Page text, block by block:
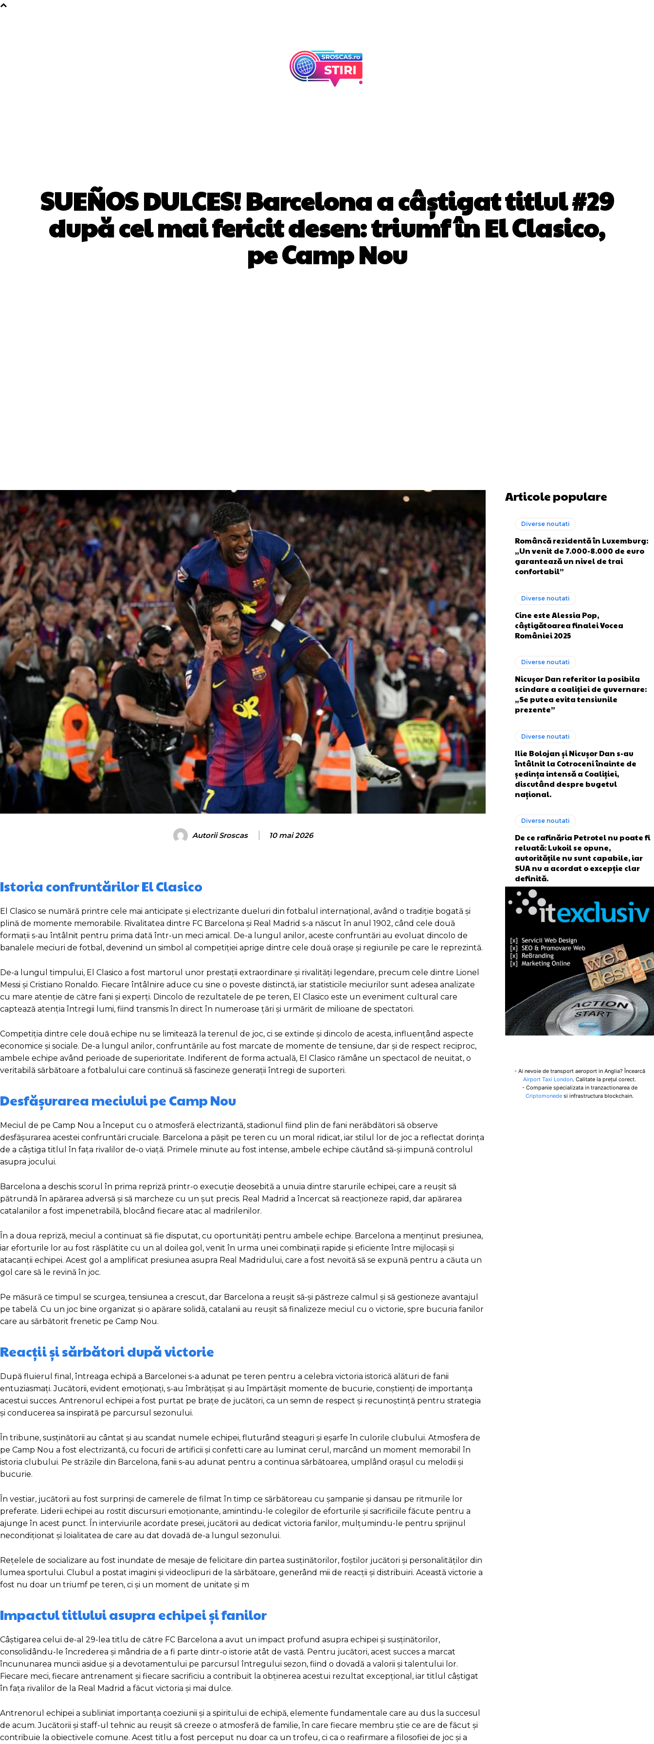
SUEÑOS DULCES! Barcelona a câștigat titlul #29
după cel mai fericit desen: triumf în El Clasico,
pe Camp Nou
Autorii Sroscas 10 mai 2026
Istoria confruntărilor El Clasico
El Clasico se numără printre cele mai anticipate și electrizante dueluri din fotbalul internațional, având o tradiție bogată și
plină de momente memorabile. Rivalitatea dintre FC Barcelona și Real Madrid s-a născut în anul 1902, când cele două
formații s-au întâlnit pentru prima dată într-un meci amical. De-a lungul anilor, aceste confruntări au evoluat dincolo de
banalele meciuri de fotbal, devenind un simbol al competiției aprige dintre cele două orașe și regiunile pe care le reprezintă.
De-a lungul timpului, El Clasico a fost martorul unor prestații extraordinare și rivalități legendare, precum cele dintre Lionel
Messi și Cristiano Ronaldo. Fiecare întâlnire aduce cu sine o poveste distinctă, iar statisticile meciurilor sunt adesea analizate
cu mare atenție de către fani și experți. Dincolo de rezultatele de pe teren, El Clasico este un eveniment cultural care
captează atenția întregii lumi, fiind transmis în direct în numeroase țări și urmărit de milioane de spectatori.
Competiția dintre cele două echipe nu se limitează la terenul de joc, ci se extinde și dincolo de acesta, influențând aspecte
economice și sociale. De-a lungul anilor, confruntările au fost marcate de momente de tensiune, dar și de respect reciproc,
ambele echipe având perioade de superioritate. Indiferent de forma actuală, El Clasico rămâne un spectacol de neuitat, o
veritabilă sărbătoare a fotbalului care continuă să fascineze generații întregi de suporteri.
Desfășurarea meciului pe Camp Nou
Meciul de pe Camp Nou a început cu o atmosferă electrizantă, stadionul fiind plin de fani nerăbdători să observe
desfășurarea acestei confruntări cruciale. Barcelona a pășit pe teren cu un moral ridicat, iar stilul lor de joc a reflectat dorința
de a câștiga titlul în fața rivalilor de-o viață. Primele minute au fost intense, ambele echipe căutând să-și impună controlul
asupra jocului.
Barcelona a deschis scorul în prima repriză printr-o execuție deosebită a unuia dintre starurile echipei, care a reușit să
pătrundă în apărarea adversă și să marcheze cu un șut precis. Real Madrid a încercat să reacționeze rapid, dar apărarea
catalanilor a fost impenetrabilă, blocând fiecare atac al madrilenilor.
În a doua repriză, meciul a continuat să fie disputat, cu oportunități pentru ambele echipe. Barcelona a menținut presiunea,
iar eforturile lor au fost răsplătite cu un al doilea gol, venit în urma unei combinații rapide și eficiente între mijlocașii și
atacanții echipei. Acest gol a amplificat presiunea asupra Real Madridului, care a fost nevoită să se expună pentru a căuta un
gol care să le revină în joc.
Pe măsură ce timpul se scurgea, tensiunea a crescut, dar Barcelona a reușit să-și păstreze calmul și să gestioneze avantajul
pe tabelă. Cu un joc bine organizat și o apărare solidă, catalanii au reușit să finalizeze meciul cu o victorie, spre bucuria fanilor
care au sărbătorit frenetic pe Camp Nou.
Reacții și sărbători după victorie
După fluierul final, întreaga echipă a Barcelonei s-a adunat pe teren pentru a celebra victoria istorică alături de fanii
entuziasmați. Jucătorii, evident emoționați, s-au îmbrățișat și au împărtășit momente de bucurie, conștienți de importanța
acestui succes. Antrenorul echipei a fost purtat pe brațe de jucători, ca un semn de respect și recunoștință pentru strategia
și conducerea sa inspirată pe parcursul sezonului.
În tribune, susținătorii au cântat și au scandat numele echipei, fluturând steaguri și eșarfe în culorile clubului. Atmosfera de
pe Camp Nou a fost electrizantă, cu focuri de artificii și confetti care au luminat cerul, marcând un moment memorabil în
istoria clubului. Pe străzile din Barcelona, fanii s-au adunat pentru a continua sărbătoarea, umplând orașul cu melodii și
bucurie.
În vestiar, jucătorii au fost surprinși de camerele de filmat în timp ce sărbătoreau cu șampanie și dansau pe ritmurile lor
preferate. Liderii echipei au rostit discursuri emoționante, amintindu-le colegilor de eforturile și sacrificiile făcute pentru a
ajunge în acest punct. În interviurile acordate presei, jucătorii au dedicat victoria fanilor, mulțumindu-le pentru sprijinul
necondiționat și loialitatea de care au dat dovadă de-a lungul sezonului.
Rețelele de socializare au fost inundate de mesaje de felicitare din partea susținătorilor, foștilor jucători și personalităților din
lumea sportului. Clubul a postat imagini și videoclipuri de la sărbătoare, generând mii de reacții și distribuiri. Această victorie a
fost nu doar un triumf pe teren, ci și un moment de unitate și m
Impactul titlului asupra echipei și fanilor
Câștigarea celui de-al 29-lea titlu de către FC Barcelona a avut un impact profund asupra echipei și susținătorilor,
consolidându-le încrederea și mândria de a fi parte dintr-o istorie atât de vastă. Pentru jucători, acest succes a marcat
încununarea muncii asidue și a devotamentului pe parcursul întregului sezon, fiind o dovadă a valorii și talentului lor.
Fiecare meci, fiecare antrenament și fiecare sacrificiu a contribuit la obținerea acestui rezultat excepțional, iar titlul câștigat
în fața rivalilor de la Real Madrid a făcut victoria și mai dulce.
Antrenorul echipei a subliniat importanța coeziunii și a spiritului de echipă, elemente fundamentale care au dus la succesul
de acum. Jucătorii și staff-ul tehnic au reușit să creeze o atmosferă de familie, în care fiecare membru știe ce are de făcut și
contribuie la obiectivele comune. Acest titlu a fost perceput nu doar ca un trofeu, ci ca o reafirmare a filosofiei de joc și a
Articole populare
Diverse noutati
Româncă rezidentă în Luxemburg:
„Un venit de 7.000-8.000 de euro
garantează un nivel de trai
confortabil”
Diverse noutati
Cine este Alessia Pop,
câștigătoarea finalei Vocea
României 2025
Diverse noutati
Nicușor Dan referitor la posibila
scindare a coaliției de guvernare:
„Se putea evita tensiunile
prezente”
Diverse noutati
Ilie Bolojan și Nicușor Dan s-au
întâlnit la Cotroceni înainte de
ședința intensă a Coaliției,
discutând despre bugetul
național.
Diverse noutati
De ce rafinăria Petrotel nu poate fi
reluată: Lukoil se opune,
autoritățile nu sunt capabile, iar
SUA nu a acordat o excepție clar
definită.
- Ai nevoie de transport aeroport in Anglia? Încearcă
Airport Taxi London. Calitate la prețul corect.
- Companie specializata in tranzactionarea de
Criptomonede si infrastructura blockchain.